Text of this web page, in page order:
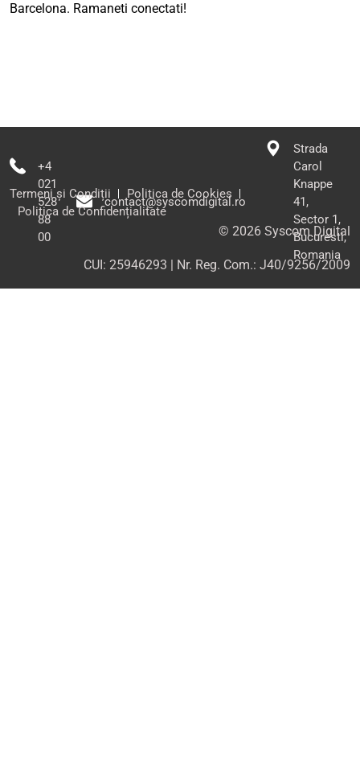
Barcelona. Ramaneti conectati!
+4
021
528
88
00
contact@syscomdigital.ro
Strada
Carol
Knappe
41,
Sector 1,
Bucuresti,
Romania
Termeni și Condiții
Politica de Cookies
Politica de Confidențialitate
© 2026 Syscom Digital
CUI: 25946293 | Nr. Reg. Com.: J40/9256/2009